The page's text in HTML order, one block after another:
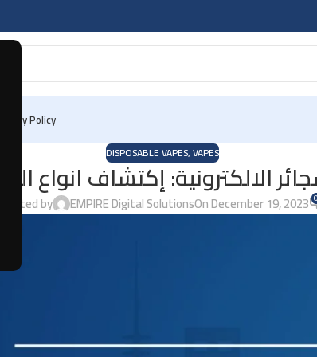
Privacy Policy
DISPOSABLE VAPES,VAPES
الالكترونية: إكتشاف انواع الفيب
Posted by EMPIRE Digital SolutionsOn December 19, 2023